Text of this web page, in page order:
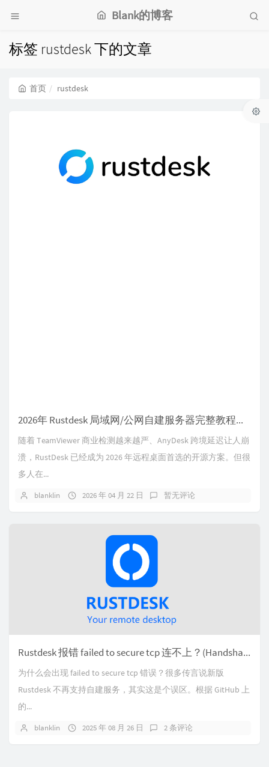
Blank的博客
标签 rustdesk 下的文章
首页 rustdesk
2026年 Rustdesk 局域网/公网自建服务器完整教程（避坑指南）
随着 TeamViewer 商业检测越来越严、AnyDesk 跨境延迟让人崩
溃，RustDesk 已经成为 2026 年远程桌面首选的开源方案。但很
多人在...
blanklin 2026 年 04 月 22 日 暂无评论
Rustdesk 报错 failed to secure tcp 连不上？(Handshake failed) 终极解决办法
为什么会出现 failed to secure tcp 错误？很多传言说新版
Rustdesk 不再支持自建服务，其实这是个误区。根据 GitHub 上
的...
blanklin 2025 年 08 月 26 日 2 条评论